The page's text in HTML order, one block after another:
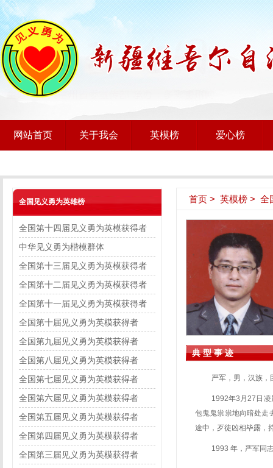
网站首页 关于我会 英模榜 爱心榜
全国见义勇为英雄榜
全国第十四届见义勇为英模获得者
中华见义勇为楷模群体
全国第十三届见义勇为英模获得者
全国第十二届见义勇为英模获得者
全国第十一届见义勇为英模获得者
全国第十届见义勇为英模获得者
全国第九届见义勇为英模获得者
全国第八届见义勇为英模获得者
全国第七届见义勇为英模获得者
全国第六届见义勇为英模获得者
全国第五届见义勇为英模获得者
全国第四届见义勇为英模获得者
全国第三届见义勇为英模获得者
首页 > 英模榜 > 全
典 型 事 迹
严军，男，汉族
1992年3月27日
包鬼鬼祟祟地向暗处走
途中，歹徒凶相毕露，
1993 年，严军同